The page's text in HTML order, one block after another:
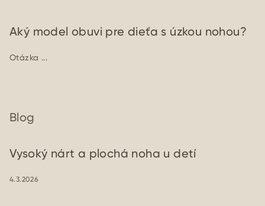
Aký model obuvi pre dieťa s úzkou nohou?
Otázka ...
Blog
Vysoký nárt a plochá noha u detí
4.3.2026